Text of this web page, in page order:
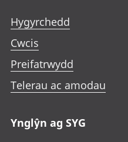
Hygyrchedd
Cwcis
Preifatrwydd
Telerau ac amodau
Ynglŷn ag SYG